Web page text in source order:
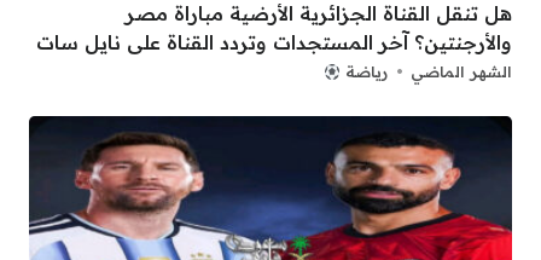
هل تنقل القناة الجزائرية الأرضية مباراة مصر
والأرجنتين؟ آخر المستجدات وتردد القناة على نايل سات
الشهر الماضي رياضة